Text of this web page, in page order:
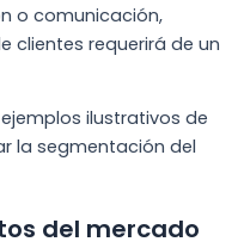
o comunicación,
clientes requerirá de un
ilustrativos de
la segmentación del
del mercado